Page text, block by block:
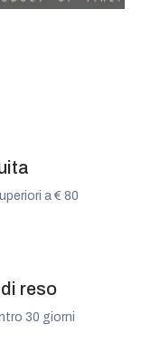
a € 80
reso
30 giorni